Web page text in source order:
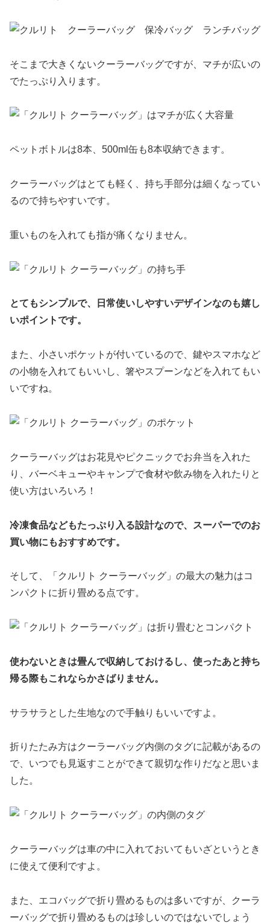
そこまで大きくないクーラーバッグですが、マチが広いの
でたっぷり入ります。
ペットボトルは8本、500ml缶も8本収納できます。
クーラーバッグはとても軽く、持ち手部分は細くなってい
るので持ちやすいです。
重いものを入れても指が痛くなりません。
とてもシンプルで、日常使いしやすいデザインなのも嬉し
いポイントです。
また、小さいポケットが付いているので、鍵やスマホなど
の小物を入れてもいいし、箸やスプーンなどを入れてもい
いですね。
クーラーバッグはお花見やピクニックでお弁当を入れた
り、バーベキューやキャンプで食材や飲み物を入れたりと
使い方はいろいろ！
冷凍食品などもたっぷり入る設計なので、スーパーでのお
買い物にもおすすめです。
そして、「クルリト クーラーバッグ」の最大の魅力はコ
ンパクトに折り畳める点です。
使わないときは畳んで収納しておけるし、使ったあと持ち
帰る際もこれならかさばりません。
サラサラとした生地なので手触りもいいですよ。
折りたたみ方はクーラーバッグ内側のタグに記載があるの
で、いつでも見返すことができて親切な作りだなと思いま
した。
クーラーバッグは車の中に入れておいてもいざというとき
に使えて便利ですよ。
また、エコバッグで折り畳めるものは多いですが、クーラ
ーバッグで折り畳めるものは珍しいのではないでしょう